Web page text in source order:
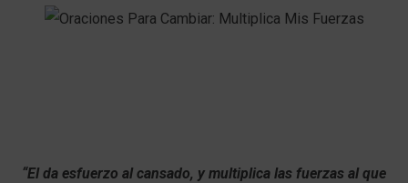
“El da esfuerzo al cansado, y multiplica las fuerzas al que